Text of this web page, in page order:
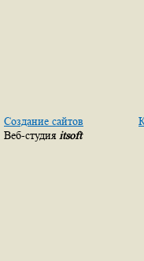
Создание сайтов
Веб-студия itsoft